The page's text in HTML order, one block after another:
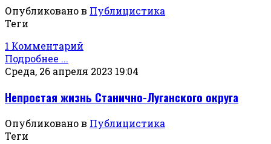
Опубликовано в Публицистика
Теги
1 Комментарий
Подробнее ...
Среда, 26 апреля 2023 19:04
Непростая жизнь Станично-Луганского округа
Опубликовано в Публицистика
Теги